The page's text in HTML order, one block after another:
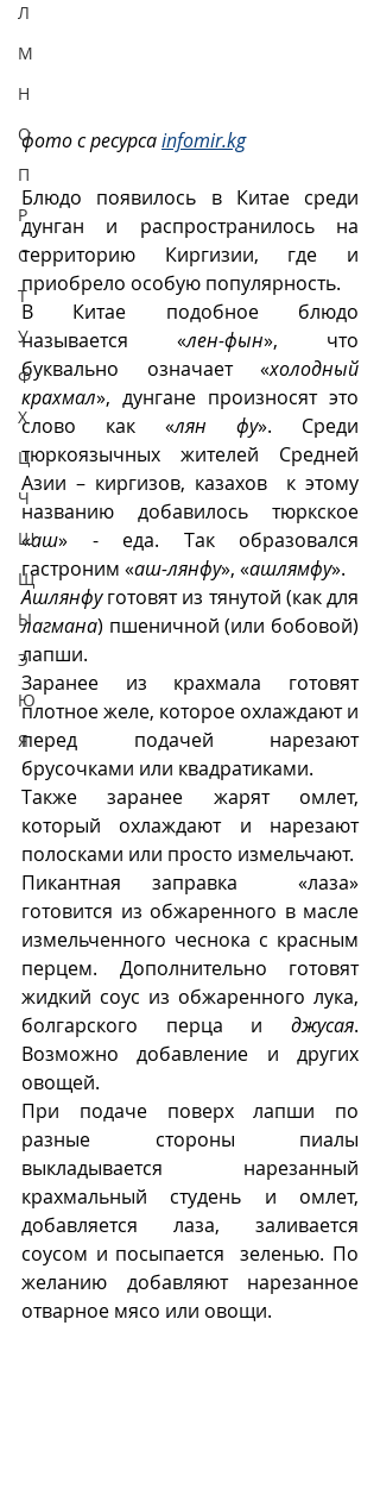
Л
М
Н
О
П
Р
С
Т
У
Ф
Х
Ц
Ч
Ш
Щ
Ы
Э
Ю
Я
фото с ресурса infomir.kg
Блюдо появилось в Китае среди
дунган и распространилось на
территорию Киргизии, где и
приобрело особую популярность.
В Китае подобное блюдо
называется «лен-фын», что
буквально означает «холодный
крахмал», дунгане произносят это
слово как «лян фу». Среди
тюркоязычных жителей Средней
Азии – киргизов, казахов  к этому
названию добавилось тюркское
«аш» - еда. Так образовался
гастроним «аш-лянфу», «ашлямфу».
Ашлянфу
лагмана) пшеничной (или бобовой)
лапши.
Заранее из крахмала готовят
плотное желе, которое охлаждают и
перед подачей нарезают
брусочками или квадратиками.
Также заранее жарят омлет,
который охлаждают и нарезают
полосками или просто измельчают.
Пикантная заправка  «лаза»
готовится из обжаренного в масле
измельченного чеснока с красным
перцем. Дополнительно готовят
жидкий соус из обжаренного лука,
болгарского перца и джусая.
Возможно добавление и других
овощей.
При подаче поверх лапши по
разные стороны пиалы
выкладывается нарезанный
крахмальный студень и омлет,
добавляется лаза, заливается
соусом и посыпается  зеленью. По
желанию добавляют нарезанное
отварное мясо или овощи.